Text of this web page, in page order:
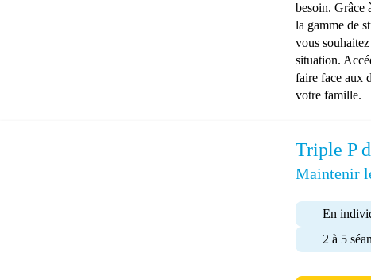
besoin. Grâce
la gamme de
vous
situation.
faire face aux
votre famille.
Triple P
Maintenir
En
2 à 5